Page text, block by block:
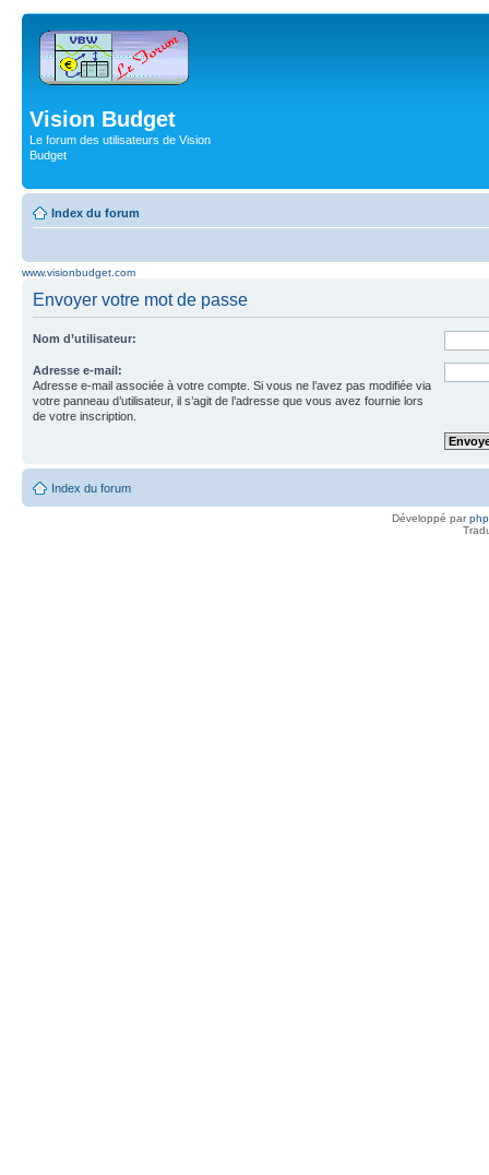
Vision Budget
Le forum des utilisateurs de Vision
Budget
Index du forum
www.visionbudget.com
Envoyer votre mot de passe
Nom d’utilisateur:
Adresse e-mail:
Adresse e-mail associée à votre compte. Si vous ne l’avez pas modifiée via
votre panneau d’utilisateur, il s’agit de l’adresse que vous avez fournie lors
de votre inscription.
Index du forum
Développé par